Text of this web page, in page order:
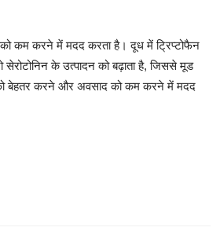
कम करने में मदद करता है। दूध में ट्रिप्टोफैन
सेरोटोनिन के उत्पादन को बढ़ाता है, जिससे मूड
बेहतर करने और अवसाद को कम करने में मदद